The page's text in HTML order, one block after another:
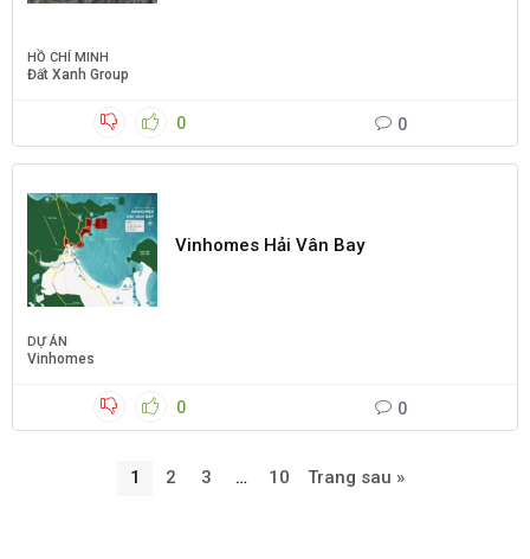
HỒ CHÍ MINH
Đất Xanh Group
0 0
Vinhomes Hải Vân Bay
DỰ ÁN
Vinhomes
0 0
1 2 3 … 10 Trang sau »